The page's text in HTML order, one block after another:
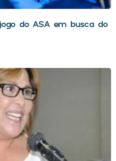
do ASA em busca do